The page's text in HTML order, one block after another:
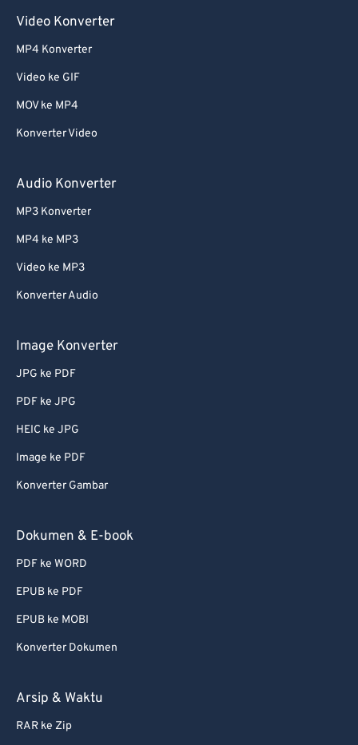
Video Konverter
MP4 Konverter
Video ke GIF
MOV ke MP4
Konverter Video
Audio Konverter
MP3 Konverter
MP4 ke MP3
Video ke MP3
Konverter Audio
Image Konverter
JPG ke PDF
PDF ke JPG
HEIC ke JPG
Image ke PDF
Konverter Gambar
Dokumen & E-book
PDF ke WORD
EPUB ke PDF
EPUB ke MOBI
Konverter Dokumen
Arsip & Waktu
RAR ke Zip